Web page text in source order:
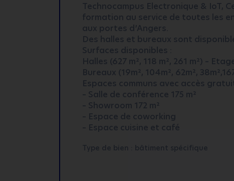
Technocampus Electronique & IoT,
formation au service de toutes les
aux portes d’Angers.
Des halles et bureaux sont
Surfaces disponibles :
Halles (627 m², 118 m², 261 m²) –
Bureaux (19m², 104m², 62m²,
Espaces communs avec accès gratuit
– Salle de conférence 175 m²
– Showroom 172 m²
– Espace de coworking
– Espace cuisine et café
Type de bien : bâtiment spécifique